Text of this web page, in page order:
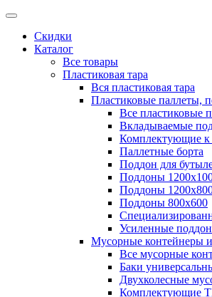
Скидки
Каталог
Все товары
Пластиковая тара
Вся пластиковая тара
Пластиковые паллеты,
Все пластиковые
Вкладываемые
Комплектующие к
Паллетные борта
Поддон для
Поддоны
Поддоны
Поддоны 800х600
Усиленные
Мусорные контейнеры
Все мусорные
Баки
Двухколесные
Комплектующие